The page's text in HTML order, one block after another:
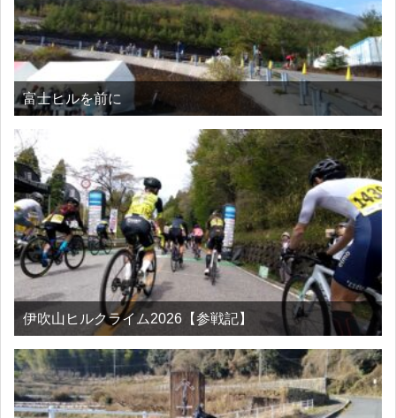
富士ヒルを前に
伊吹山ヒルクライム2026【参戦記】